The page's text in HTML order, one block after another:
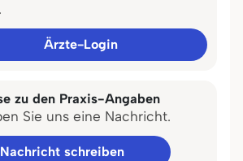
Ärzte-Login
zu den Praxis-Angaben
Sie uns eine Nachricht.
Nachricht schreiben